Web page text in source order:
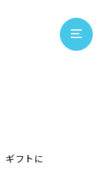
ギフトに